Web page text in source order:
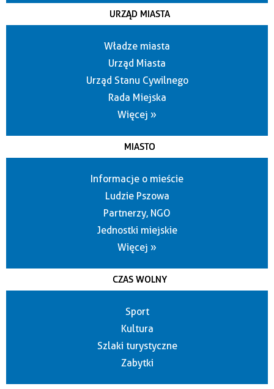
URZĄD MIASTA
Władze miasta
Urząd Miasta
Urząd Stanu Cywilnego
Rada Miejska
Więcej »
MIASTO
Informacje o mieście
Ludzie Pszowa
Partnerzy, NGO
Jednostki miejskie
Więcej »
CZAS WOLNY
Sport
Kultura
Szlaki turystyczne
Zabytki